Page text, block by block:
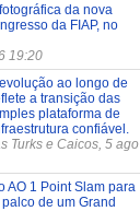
da nova
da FIAP, no
19:20
ao longo de
a transição das
plataforma de
confiável.
Turks e Caicos, 5 ago
AO 1 Point Slam para
de um Grand